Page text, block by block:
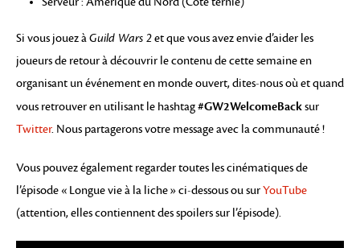
Si vous jouez àGuild Wars 2et que vous avez envie d’aider les
joueurs de retour à découvrir le contenu de cette semaine en
organisant un événement en monde ouvert, dites-nous où et quand
vous retrouver en utilisant le hashtag#GW2WelcomeBacksur
Twitter. Nous partagerons votre message avec la communauté !
Vous pouvez également regarder toutes les cinématiques de
l’épisode « Longue vie à la liche » ci-dessous ou surYouTube
(attention, elles contiennent des spoilers sur l’épisode).